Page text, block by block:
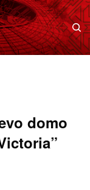
domo